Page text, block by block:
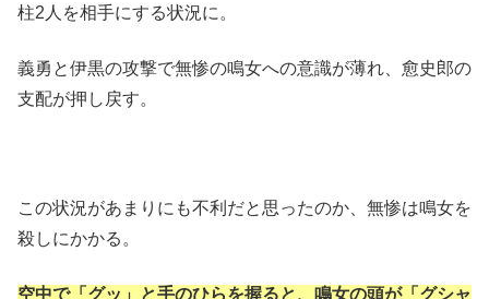
柱2人を相手にする状況に。
義勇と伊黒の攻撃で無惨の鳴女への意識が薄れ、愈史郎の
支配が押し戻す。
この状況があまりにも不利だと思ったのか、無惨は鳴女を
殺しにかかる。
空中で「グッ」と手のひらを握ると、鳴女の頭が「グシャ